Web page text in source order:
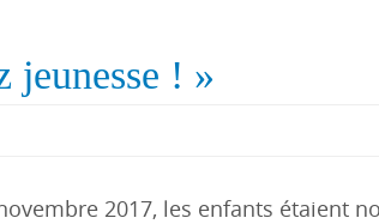
jeunesse ! »
2017, les enfants étaient